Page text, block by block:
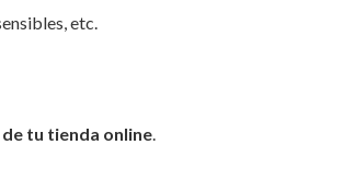
etc.
tu tienda online.